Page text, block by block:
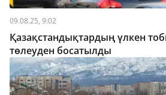
09.08.25, 9:02
Қазақстандықтардың үлкен
төлеуден босатылды